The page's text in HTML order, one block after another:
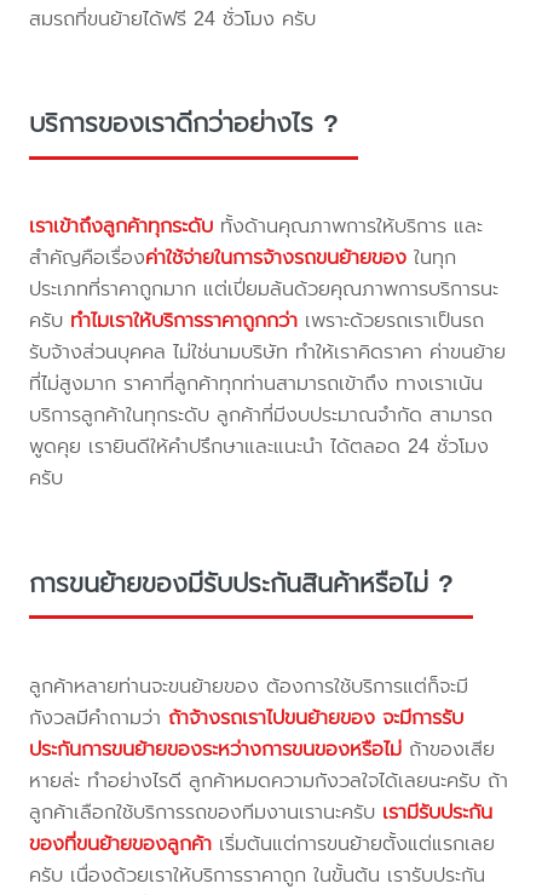
สมรถที่ขนย้ายได้ฟรี 24 ชั่วโมง ครับ
บริการของเราดีกว่าอย่างไร ?
เราเข้าถึงลูกค้าทุกระดับ ทั้งด้านคุณภาพการให้บริการ และ
สำคัญคือเรื่องค่าใช้จ่ายในการจ้างรถขนย้ายของ ในทุก
ประเภทที่ราคาถูกมาก แต่เปี่ยมล้นด้วยคุณภาพการบริการนะ
ครับ ทำไมเราให้บริการราคาถูกกว่า เพราะด้วยรถเราเป็นรถ
รับจ้างส่วนบุคคล ไม่ใช่นามบริษัท ทำให้เราคิดราคา ค่าขนย้าย
ที่ไม่สูงมาก ราคาที่ลูกค้าทุกท่านสามารถเข้าถึง ทางเราเน้น
บริการลูกค้าในทุกระดับ ลูกค้าที่มีงบประมาณจำกัด สามารถ
พูดคุย เรายินดีให้คำปรึกษาและแนะนำ ได้ตลอด 24 ชั่วโมง
ครับ
การขนย้ายของมีรับประกันสินค้าหรือไม่ ?
ลูกค้าหลายท่านจะขนย้ายของ ต้องการใช้บริการแต่ก็จะมี
กังวลมีคำถามว่า ถ้าจ้างรถเราไปขนย้ายของ จะมีการรับ
ประกันการขนย้ายของระหว่างการขนของหรือไม่ ถ้าของเสีย
หายล่ะ ทำอย่างไรดี ลูกค้าหมดความกังวลใจได้เลยนะครับ ถ้า
ลูกค้าเลือกใช้บริการรถของทีมงานเรานะครับ เรามีรับประกัน
ของที่ขนย้ายของลูกค้า เริ่มต้นแต่การขนย้ายตั้งแต่แรกเลย
ครับ เนื่องด้วยเราให้บริการราคาถูก ในขั้นต้น เรารับประกัน